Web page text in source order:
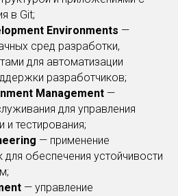
в Git;
Environments —
сред разработки,
для автоматизации
разработчиков;
Management —
для управления
и тестирования;
— применение
обеспечения устойчивости
— управление